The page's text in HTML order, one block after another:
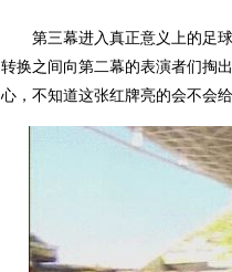
第三幕进入真正意义上的足球
转换之间向第二幕的表演者们掏
心，不知道这张红牌亮的会不会